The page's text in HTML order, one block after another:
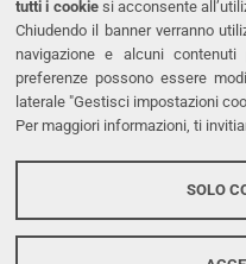
tutti i cookiesi acconsente
Chiudendo il banner verranno
navigazione e alcuni
preferenze possono essere
laterale "Gestisci impostazioni
Per maggiori informazioni, ti
SOLO
PEC
LINKS
Dichiarazione
Protezione dati